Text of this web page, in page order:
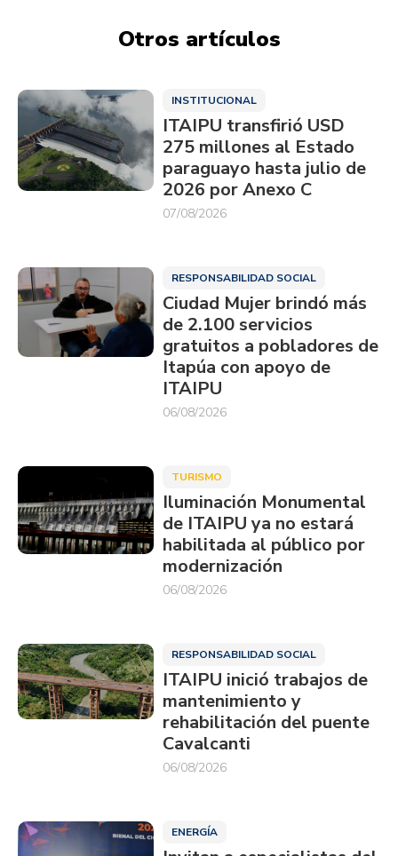
Otros artículos
INSTITUCIONAL
ITAIPU transfirió USD
275 millones al Estado
paraguayo hasta julio de
2026 por Anexo C
07/08/2026
RESPONSABILIDAD SOCIAL
Ciudad Mujer brindó más
de 2.100 servicios
gratuitos a pobladores de
Itapúa con apoyo de
ITAIPU
06/08/2026
TURISMO
Iluminación Monumental
de ITAIPU ya no estará
habilitada al público por
modernización
06/08/2026
RESPONSABILIDAD SOCIAL
ITAIPU inició trabajos de
mantenimiento y
rehabilitación del puente
Cavalcanti
06/08/2026
ENERGÍA